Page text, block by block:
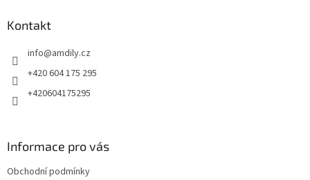
Kontakt
info@amdily.cz
+420 604 175 295
+420604175295
Informace pro vás
Obchodní podmínky